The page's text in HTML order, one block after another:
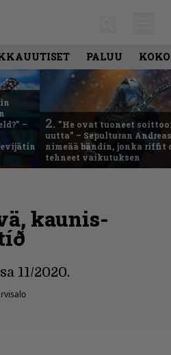
PALUU
–
2. ”He ovat tuoneet
uutta” – Sepulturan
nimeää bändin, jonka riffit
tehneet vaikutuksen
kaunis-
11/2020.